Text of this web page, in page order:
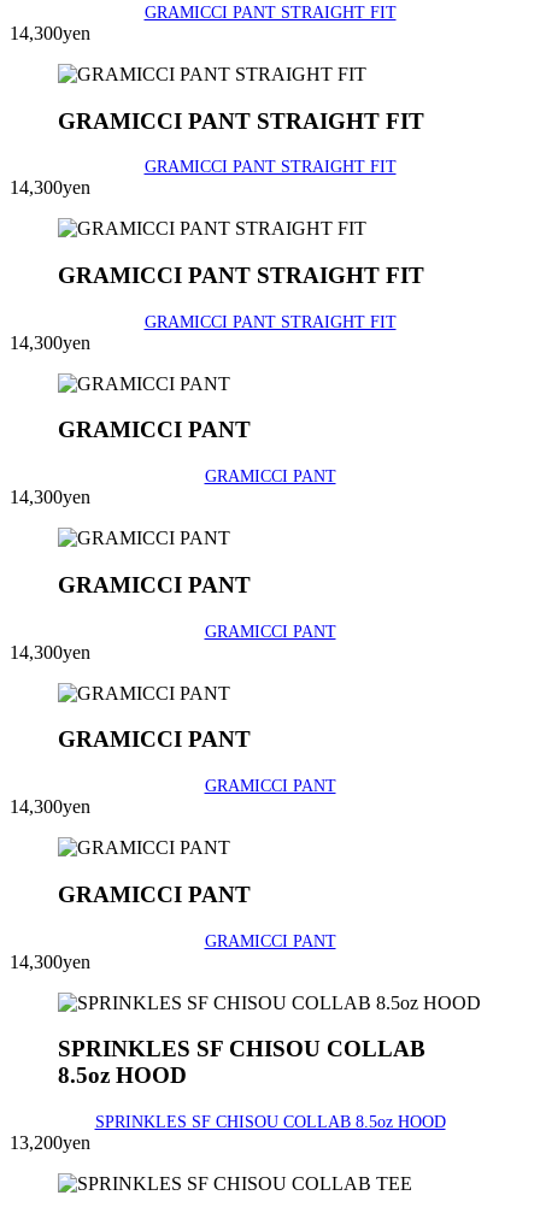
GRAMICCI PANT STRAIGHT FIT
14,300yen
GRAMICCI PANT STRAIGHT FIT
GRAMICCI PANT STRAIGHT FIT
14,300yen
GRAMICCI PANT STRAIGHT FIT
GRAMICCI PANT STRAIGHT FIT
14,300yen
GRAMICCI PANT
GRAMICCI PANT
14,300yen
GRAMICCI PANT
GRAMICCI PANT
14,300yen
GRAMICCI PANT
GRAMICCI PANT
14,300yen
GRAMICCI PANT
GRAMICCI PANT
14,300yen
SPRINKLES SF CHISOU COLLAB
8.5oz HOOD
SPRINKLES SF CHISOU COLLAB 8.5oz HOOD
13,200yen